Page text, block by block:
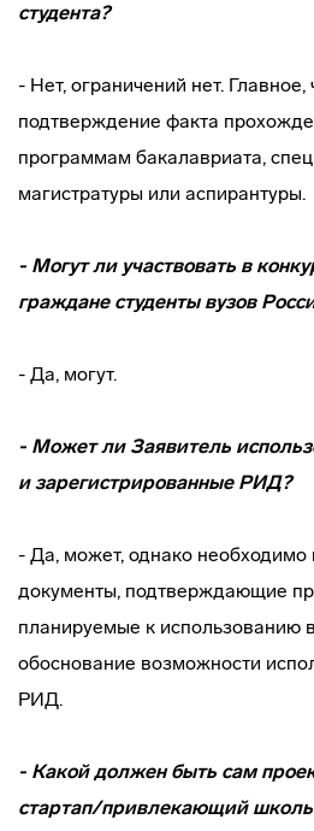
студента?
- Нет, ограничений нет.
подтверждение факта
программам бакалавриата,
магистратуры или аспирантуры.
- Могут ли участвовать в
граждане студенты вузов
- Да, могут.
- Может ли Заявитель
и зарегистрированные РИД?
- Да, может, однако необходимо
документы, подтверждающие
планируемые к использованию
обоснование возможности
РИД.
- Какой должен быть сам
стартап/привлекающий